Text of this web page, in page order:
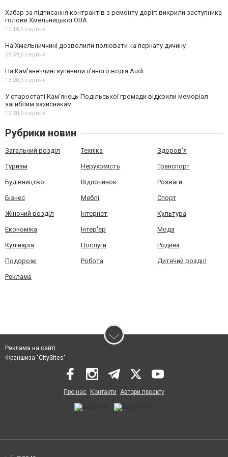
Хабар за підписання контрактів з ремонту доріг: викрили заступника
голови Хмельницької ОВА
10:18,6 серпня
На Хмельниччині дозволили полювати на пернату дичину
09:59,6 серпня
На Камʼянеччині зупинили п'яного водія Audi
13:20,5 серпня
У старостаті Кам’янець-Подільської громади відкрили меморіал
загиблим захисникам
12:20,5 серпня
Рубрики новин
Загальний розділ Техніка Здоров'я
Туризм Нерухомість Транспорт
Будівництво Відпочинок Розваги
Бізнес Меблі Спорт
Жіночий розділ Інтернет Культура
Економіка Інтер'єр Мода
Кулінарія Послуги Родина
Подорожі Робота Дитячий розділ
Реклама
Реклама на сайті
Франшиза "CitySites"
Про нас Контакти Автори проєкту